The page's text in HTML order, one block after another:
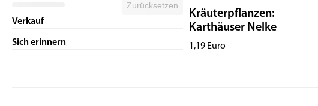
Zurücksetzen
Verkauf
Sich erinnern
Kräuterpflanzen:
Karthäuser Nelke
1,19 Euro